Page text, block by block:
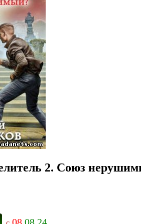
2. Союз